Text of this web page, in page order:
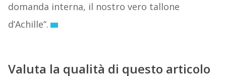
domanda interna, il nostro vero tallone
d’Achille”.
Valuta la qualità di questo articolo